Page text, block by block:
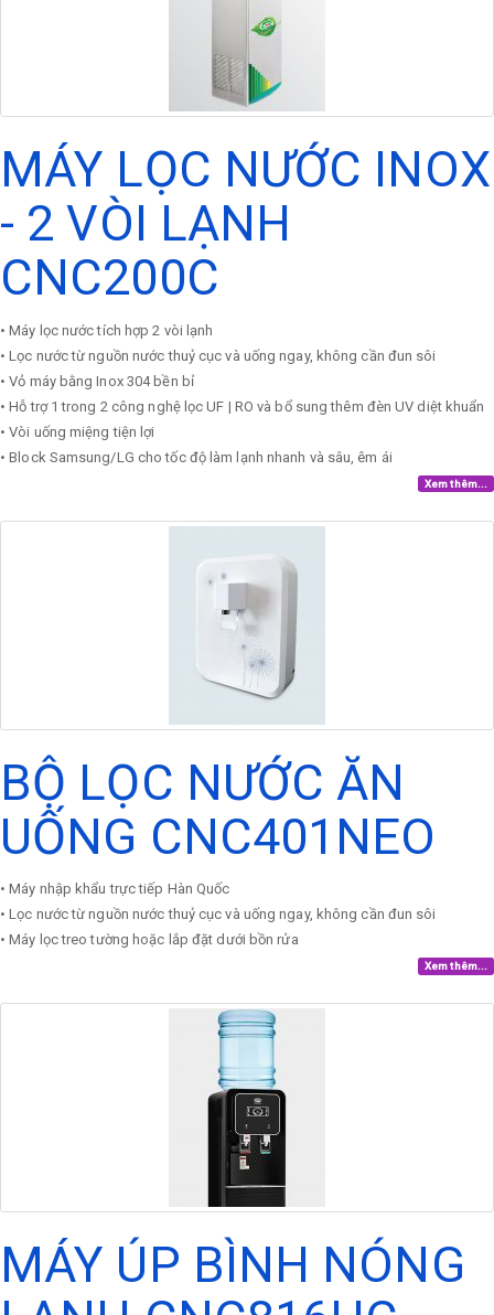
MÁY LỌC NƯỚC INOX
- 2 VÒI LẠNH
CNC200C
• Máy lọc nước tích hợp 2 vòi lạnh
• Lọc nước từ nguồn nước thuỷ cục và uống ngay, không cần đun sôi
• Vỏ máy bằng Inox 304 bền bỉ
• Hỗ trợ 1 trong 2 công nghệ lọc UF | RO và bổ sung thêm đèn UV diệt khuẩn
• Vòi uống miệng tiện lợi
• Block Samsung/LG cho tốc độ làm lạnh nhanh và sâu, êm ái
Xem thêm...
BỘ LỌC NƯỚC ĂN
UỐNG CNC401NEO
• Máy nhập khẩu trực tiếp Hàn Quốc
• Lọc nước từ nguồn nước thuỷ cục và uống ngay, không cần đun sôi
• Máy lọc treo tường hoặc lắp đặt dưới bồn rửa
Xem thêm...
MÁY ÚP BÌNH NÓNG